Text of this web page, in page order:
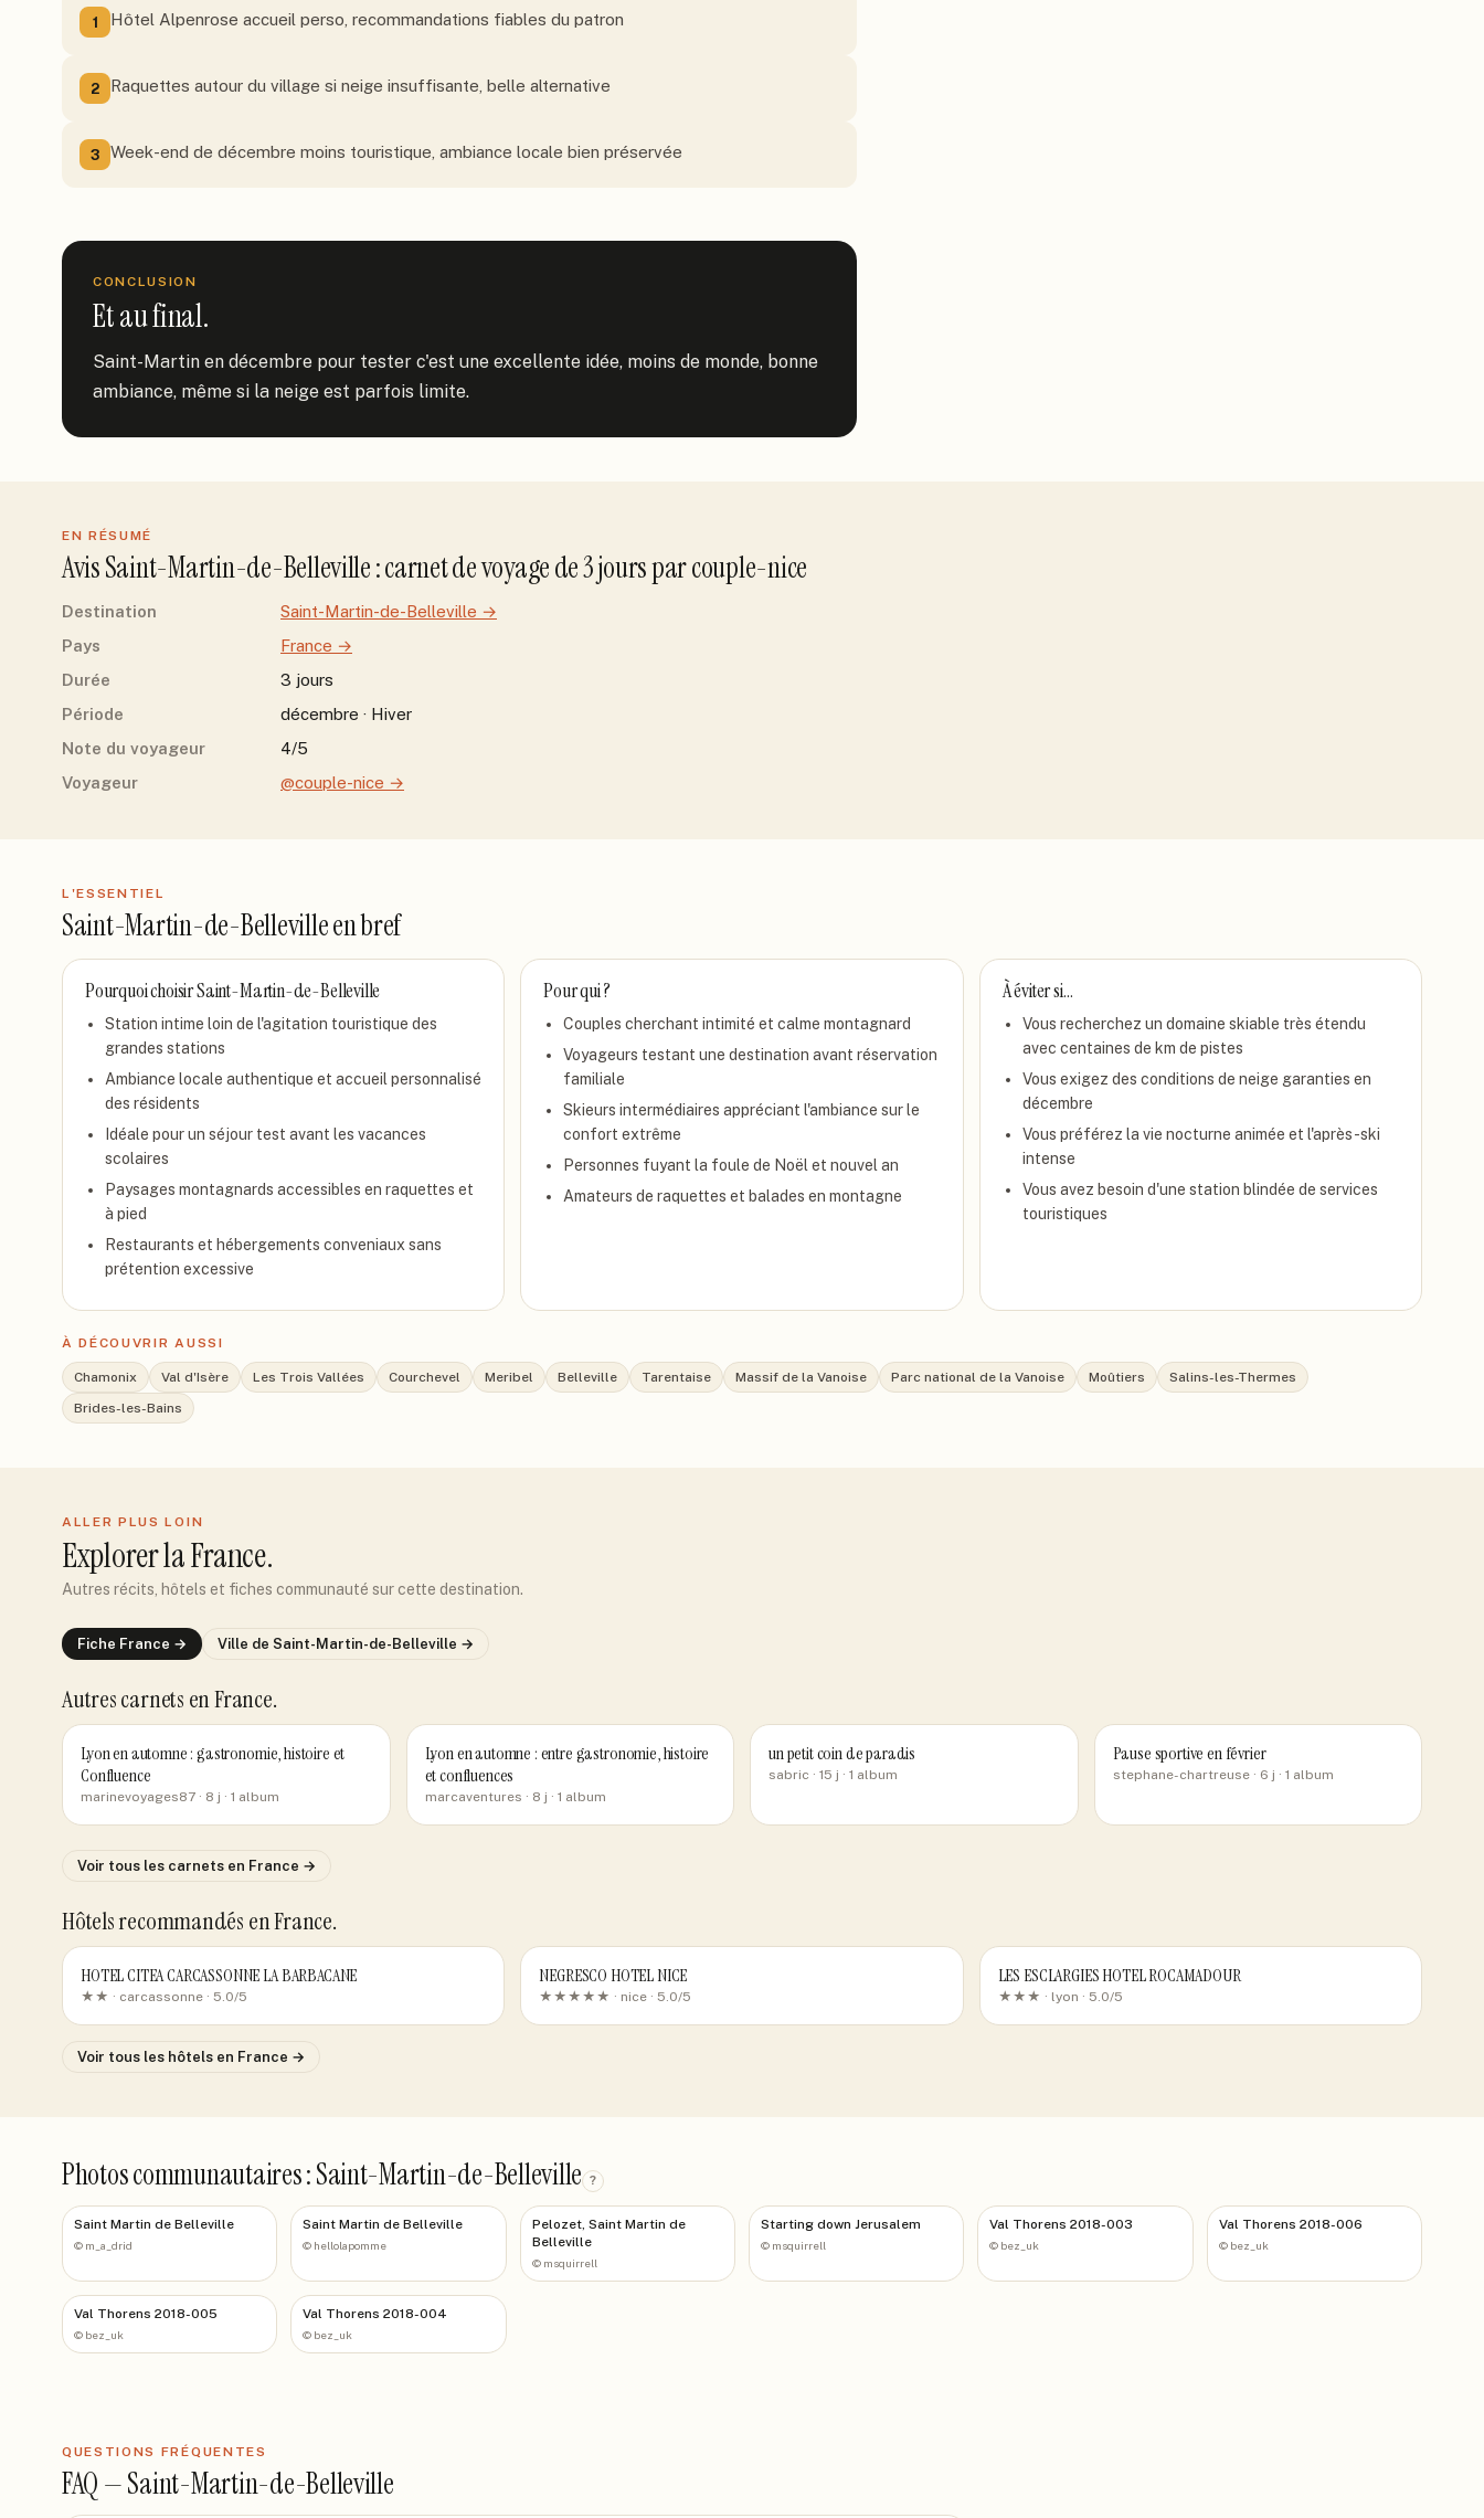
1 Hôtel Alpenrose accueil perso, recommandations fiables du patron
2 Raquettes autour du village si neige insuffisante, belle alternative
3 Week-end de décembre moins touristique, ambiance locale bien préservée
CONCLUSION
Et au final.
Saint-Martin en décembre pour tester c'est une excellente idée, moins de monde, bonne
ambiance, même si la neige est parfois limite.
EN RÉSUMÉ
AvisSaint-Martin-de-Belleville: carnet de voyage de3joursparcouple-nice
Destination Saint-Martin-de-Belleville →
Pays
France →
Durée
3 jours
Période
décembre · Hiver
Note du voyageur
4/5
Voyageur
@couple-nice →
L'ESSENTIEL
Saint-Martin-de-Bellevilleen bref
Pourquoi choisirSaint-Martin-de-Belleville
Station intime loin de l'agitation touristique des
grandes stations
Ambiance locale authentique et accueil personnalisé
des résidents
Idéale pour un séjour test avant les vacances
scolaires
Paysages montagnards accessibles en raquettes et
à pied
Restaurants et hébergements conveniaux sans
prétention excessive
Pour qui ?
Couples cherchant intimité et calme montagnard
Voyageurs testant une destination avant réservation
familiale
Skieurs intermédiaires appréciant l'ambiance sur le
confort extrême
Personnes fuyant la foule de Noël et nouvel an
Amateurs de raquettes et balades en montagne
À éviter si…
Vous recherchez un domaine skiable très étendu
avec centaines de km de pistes
Vous exigez des conditions de neige garanties en
décembre
Vous préférez la vie nocturne animée et l'après-ski
intense
Vous avez besoin d'une station blindée de services
touristiques
À DÉCOUVRIR AUSSI
Chamonix Val d'Isère Les Trois Vallées Courchevel Meribel Belleville Tarentaise Massif de la Vanoise Parc national de la Vanoise Moûtiers
Salins-les-Thermes
Brides-les-Bains
ALLER PLUS LOIN
Explorerla France.
Autres récits, hôtels et fiches communauté sur cette destination.
Fiche France → Ville de Saint-Martin-de-Belleville →
Autres carnets en France.
Lyon en automne : gastronomie, histoire et
Confluence
marinevoyages87 · 8 j · 1 album
Lyon en automne : entre gastronomie, histoire
et confluences
marcaventures · 8 j · 1 album
un petit coin de paradis
sabric · 15 j · 1 album
Pause sportive en février
stephane-chartreuse· 6 j · 1 album
Voir tous les carnets en France →
Hôtels recommandés en France.
HOTEL CITEA CARCASSONNE LA BARBACANE
★★ · carcassonne · 5.0/5
NEGRESCO HOTEL NICE
★★★★★ · nice · 5.0/5
LES ESCLARGIES HOTEL ROCAMADOUR
★★★ · lyon · 5.0/5
Voir tous les hôtels en France →
Photos communautaires : Saint-Martin-de-Belleville ?
Saint Martin de Belleville
© m_a_drid
Saint Martin de Belleville
© hellolapomme
Pelozet, Saint Martin de
Belleville
© msquirrell
Starting down Jerusalem
© msquirrell
Val Thorens 2018-003
© bez_uk
Val Thorens 2018-006
© bez_uk
Val Thorens 2018-005
© bez_uk
Val Thorens 2018-004
© bez_uk
QUESTIONS FRÉQUENTES
FAQ —Saint-Martin-de-Belleville